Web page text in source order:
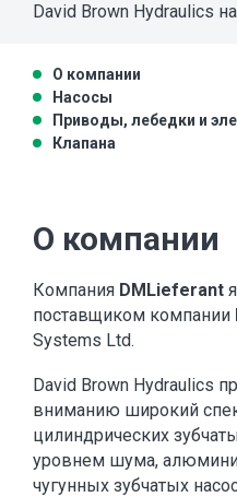
David Brown Hydraulics
О компании
Насосы
Приводы, лебедки и
Клапана
О компании
Компания DMLieferant
поставщиком компании
Systems Ltd.
David Brown Hydraulics
вниманию широкий
цилиндрических
уровнем шума,
чугунных зубчатых